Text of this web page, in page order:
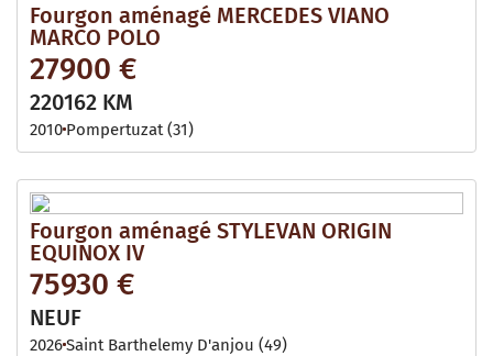
Fourgon aménagé MERCEDES VIANO
MARCO POLO
27900 €
220162 KM
2010 Pompertuzat (31)
Fourgon aménagé STYLEVAN ORIGIN
EQUINOX IV
75930 €
NEUF
2026Saint Barthelemy D'anjou (49)